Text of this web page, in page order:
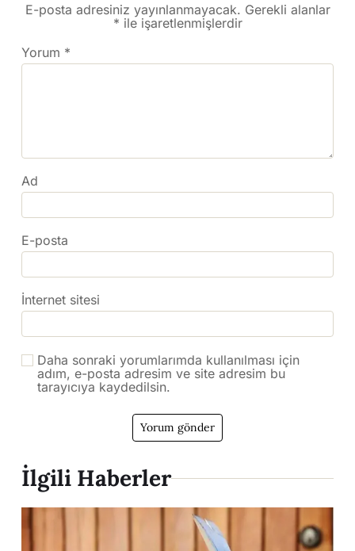
E-posta adresiniz yayınlanmayacak. Gerekli alanlar
* ile işaretlenmişlerdir
Yorum *
Ad
E-posta
İnternet sitesi
Daha sonraki yorumlarımda kullanılması için
adım, e-posta adresim ve site adresim bu
tarayıcıya kaydedilsin.
İlgili Haberler